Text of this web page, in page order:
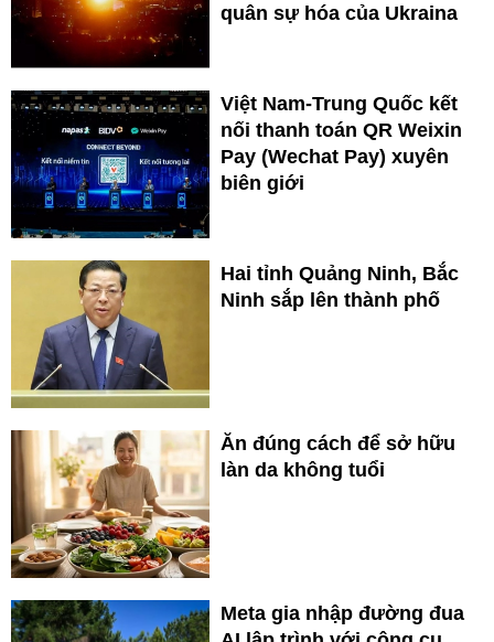
quân sự hóa của Ukraina
Việt Nam-Trung Quốc kết
nối thanh toán QR Weixin
Pay (Wechat Pay) xuyên
biên giới
Hai tỉnh Quảng Ninh, Bắc
Ninh sắp lên thành phố
Ăn đúng cách để sở hữu
làn da không tuổi
Meta gia nhập đường đua